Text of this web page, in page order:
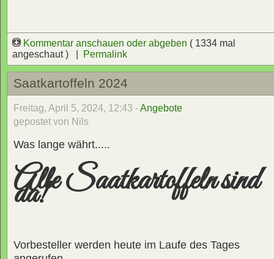
Kommentar anschauen oder abgeben ( 1334 mal
angeschaut ) |
Permalink
Saatkartoffeln 2024
Freitag, April 5, 2024, 12:43 -Angebote
gepostet von Nils
Was lange währt.....
Alle Saatkartoffeln sind
da!
Vorbesteller werden heute im Laufe des Tages